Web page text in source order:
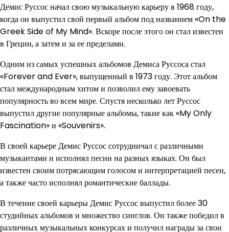
Демис Руссос начал свою музыкальную карьеру в 1968 году,
когда он выпустил свой первый альбом под названием «On the
Greek Side of My Mind». Вскоре после этого он стал известен
в Греции, а затем и за ее пределами.
Одним из самых успешных альбомов Демиса Руссоса стал
«Forever and Ever», выпущенный в 1973 году. Этот альбом
стал международным хитом и позволил ему завоевать
популярность во всем мире. Спустя несколько лет Руссос
выпустил другие популярные альбомы, такие как «My Only
Fascination» и «Souvenirs».
В своей карьере Демис Руссос сотрудничал с различными
музыкантами и исполнял песни на разных языках. Он был
известен своим потрясающим голосом и интерпретацией песен,
а также часто исполнял романтические баллады.
В течение своей карьеры Демис Руссос выпустил более 30
студийных альбомов и множество синглов. Он также победил в
различных музыкальных конкурсах и получил награды за свои